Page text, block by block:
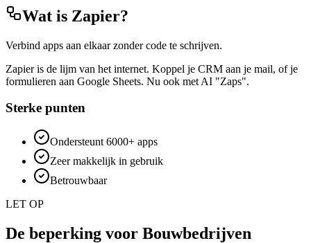
Wat is Zapier?
Verbind apps aan elkaar zonder code te schrijven.
Zapier is de lijm van het internet. Koppel je CRM aan je mail, of je
formulieren aan Google Sheets. Nu ook met AI "Zaps".
Sterke punten
Ondersteunt 6000+ apps
Zeer makkelijk in gebruik
Betrouwbaar
LET OP
De beperking voor Bouwbedrijven